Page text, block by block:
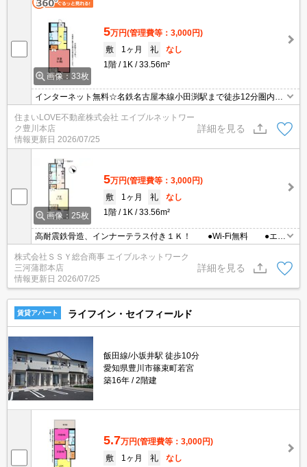
画像：33枚
5万円(管理費等：3,000円)
敷
1ヶ月 礼
なし
1階
1K 33.56m²
インターネット無料☆名鉄名古屋本線小田渕駅まで徒歩12分圏内！
スーパーやコンビニが近く、生活が便利なエリアです☆インナーテ
ラスやシャッター付きで1階でも安心です♪
住まいLOVE不動産株式会社 エイブルネットワー
ク豊川本店
情報更新日 2026/07/25
詳細を見る
画像：25枚
5万円(管理費等：3,000円)
敷
1ヶ月 礼
なし
1階
1K 33.56m²
高耐震鉄骨造、インナーテラス付き１Ｋ！ ●Wi-Fi無料 ●エア
コン・照明・浴室乾燥機付き ●各部屋に宅配ボックスあり・２
年毎の更新料不要 ●8月14日退去予定
株式会社ＳＳＹ総合商事 エイブルネットワーク
三河蒲郡本店
情報更新日 2026/07/25
詳細を見る
賃貸アパート ライフイン・セイフィールド
飯田線/小坂井駅 徒歩10分
愛知県豊川市篠束町若宮
築16年
2階建
5.7万円(管理費等：3,000円)
敷
1ヶ月 礼
なし